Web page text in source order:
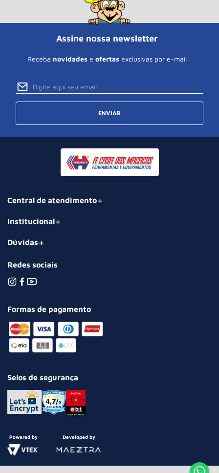
Assine nossa newsletter
Receba novidades e ofertas exclusivas por e-mail
ENVIAR
Central de atendimento
Institucional
Dúvidas
Redes sociais
Formas de pagamento
Selos de segurança
Powered by Developed by